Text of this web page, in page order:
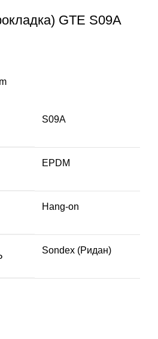
GTE S09A
S09A
EPDM
Hang-on
Sondex (Ридан)